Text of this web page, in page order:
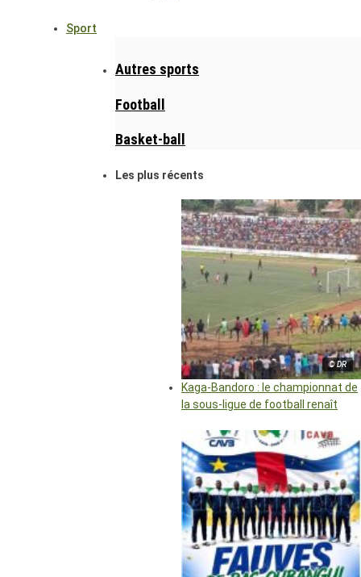
Sport
Autres sports
Football
Basket-ball
Les plus récents
© DR
Kaga-Bandoro : le championnat de
la sous-ligue de football renaît